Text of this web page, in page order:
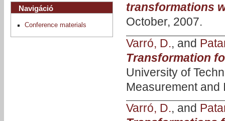
transformations
October, 2007.
Varró, D., and
Transformation
University of
Measurement and
Varró, D., and
Navigáció
Conference materials